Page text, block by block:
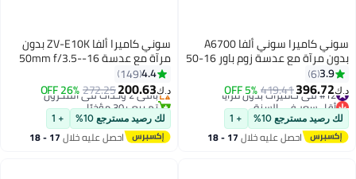
سوني كاميرا سوني ألفا A6700
بدون مرآة مع عدسة زوم باور 16-50
مم II (ILCE-6700K) – 26 ميجابكسل
APS-C، فيديو 4K 120p، تركيز تلقائي
في الوقت الحقيقي، تثبيت داخل
الجسم، مجموعة سفر مدمجة –
3.9
6
د.ك‏396.72
419.41
5% OFF #12 في كاميرات بدون مرايا
أقل سعر في السنة
#12 في كاميرات بدون مرايا
لك رصيد مسترجع 10% + 1
احصل عليه خلال 17 - 18
سوني كاميرا ألفا ZV-E10K بدون
مرآة مع عدسة 16-50mm f/3.5-
24.2 ميجابكسل، فيديو 4K - أسود
4.4
149
د.ك‏200.63
272.25
26% OFF
#5 في كاميرات بدون مرايا
أقل سعر في 30 يوم
باقي 2 وحدات في المخزون
تم بيع +30 مؤخرًا
#5 في كاميرات بدون مرايا
لك رصيد مسترجع 10% + 1
احصل عليه خلال 17 - 18